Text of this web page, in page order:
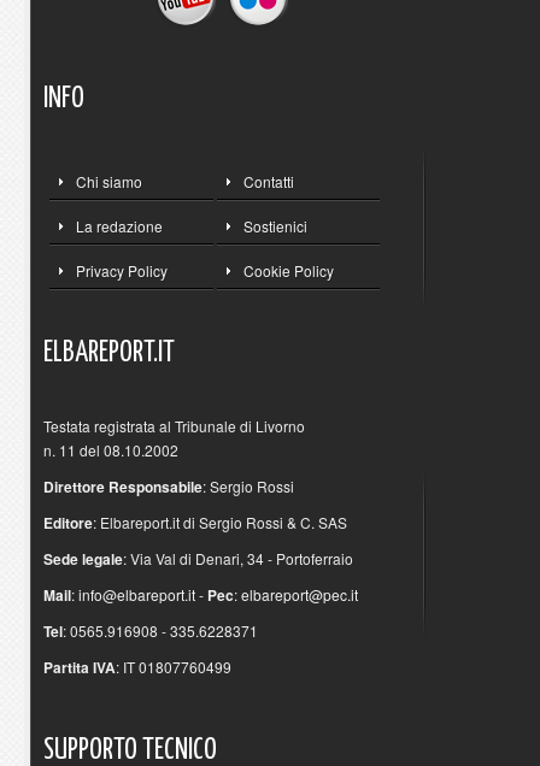
INFO
Chi siamo Contatti
La redazione Sostienici
Privacy Policy Cookie Policy
ELBAREPORT.IT
Testata registrata al Tribunale di Livorno
n. 11 del 08.10.2002
Direttore Responsabile: Sergio Rossi
Editore: Elbareport.it di Sergio Rossi & C. SAS
Sede legale: Via Val di Denari, 34 - Portoferraio
Mail:info@elbareport.it- Pec:elbareport@pec.it
Tel: 0565.916908 - 335.6228371
Partita IVA: IT 01807760499
SUPPORTO TECNICO